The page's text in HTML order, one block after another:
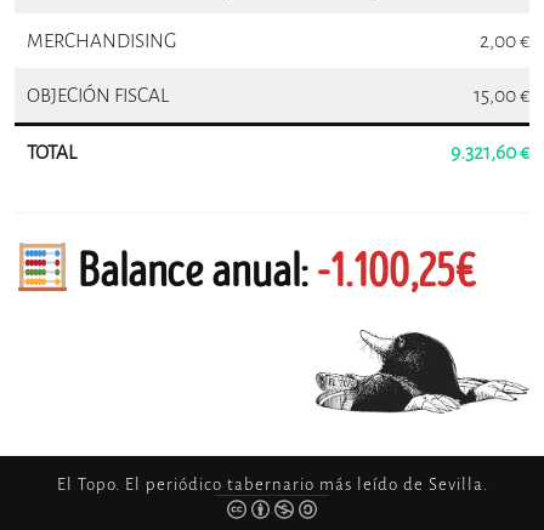
MERCHANDISING 2,00 €
OBJECIÓN FISCAL 15,00 €
TOTAL 9.321,60 €
Balance anual:-1.100,25€
El Topo. El periódico tabernario más leído de Sevilla.